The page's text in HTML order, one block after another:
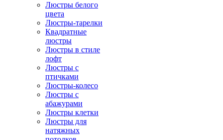
Люстры белого
цвета
Люстры-тарелки
Квадратные
люстры
Люстры в стиле
лофт
Люстры с
птичками
Люстры-колесо
Люстры с
абажурами
Люстры клетки
Люстры для
натяжных